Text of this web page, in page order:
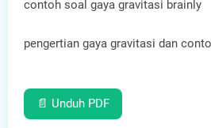
contoh soal gaya gravitasi brainly
pengertian gaya gravitasi dan
📄 Unduh PDF